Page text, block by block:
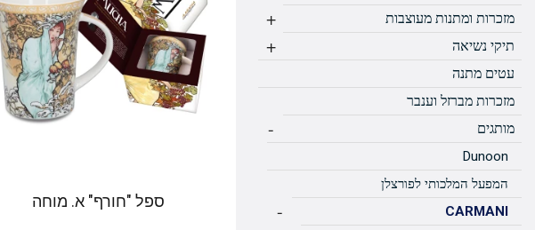
מזכרות ומתנות מעוצבות
+
תיקי נשיאה +
עטים מתנה
מזכרות מברזל וענבר
מותגים
-
Dunoon
המפעל המלכותי לפורצלן
CARMANI
- ספל "חורף" א. מוחה